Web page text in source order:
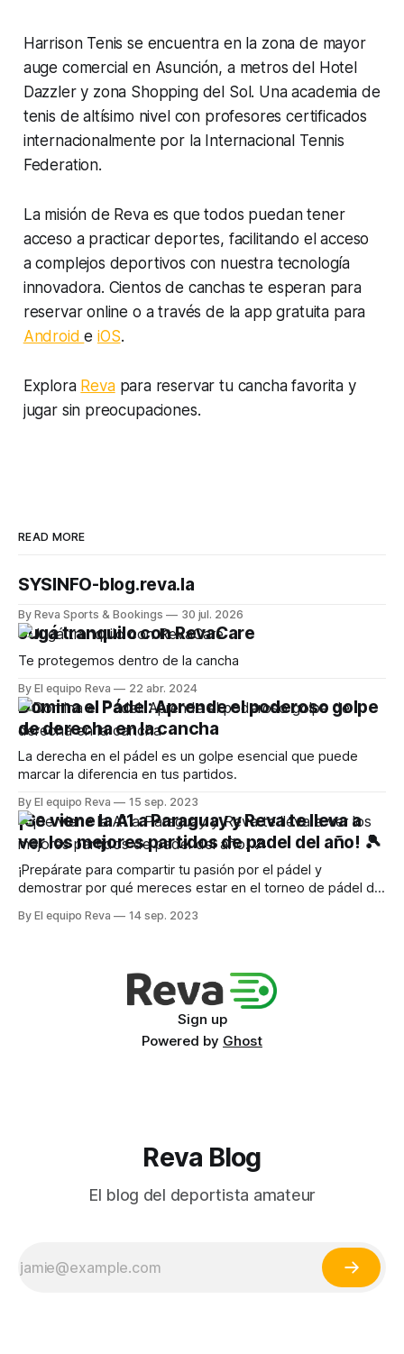
Harrison Tenis se encuentra en la zona de mayor
auge comercial en Asunción, a metros del Hotel
Dazzler y zona Shopping del Sol. Una academia de
tenis de altísimo nivel con profesores certificados
internacionalmente por la Internacional Tennis
Federation.
La misión de Reva es que todos puedan tener
acceso a practicar deportes, facilitando el acceso
a complejos deportivos con nuestra tecnología
innovadora. Cientos de canchas te esperan para
reservar online o a través de la app gratuita para
AndroideiOS.
Explora Revapara reservar tu cancha favorita y
jugar sin preocupaciones.
READ MORE
SYSINFO-blog.reva.la
By Reva Sports & Bookings 30 jul. 2026
Jugá tranquilo con RevaCare
Te protegemos dentro de la cancha
By El equipo Reva 22 abr. 2024
Domina el Pádel: Aprende el poderoso golpe
de derecha en la cancha
La derecha en el pádel es un golpe esencial que puede
marcar la diferencia en tus partidos.
By El equipo Reva 15 sep. 2023
¡Se viene la A1 a Paraguay y Reva te lleva a
ver los mejores partidos de padel del año! 🎾
¡Prepárate para compartir tu pasión por el pádel y
demostrar por qué mereces estar en el torneo de pádel del
By El equipo Reva 14 sep. 2023
Sign up
Powered by Ghost
Reva Blog
El blog del deportista amateur